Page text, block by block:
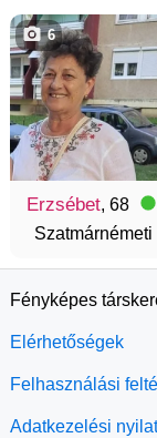
Erzsébet, 68
Szatmárnémeti
6
Fényképes
Elérhetőségek
Felhasználási
Adatkezelési